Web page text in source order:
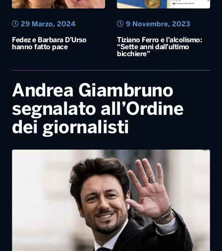
Fedez e Barbara D’Urso
hanno fatto pace
29 Marzo, 2024
Tiziano Ferro e l’alcolismo:
“Sette anni dall’ultimo
bicchiere”
9 Novembre, 2023
Andrea Giambruno
segnalato all’Ordine
dei giornalisti